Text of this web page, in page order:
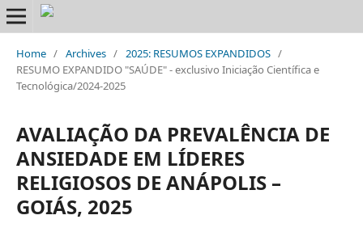
Home / Archives / 2025: RESUMOS EXPANDIDOS /
RESUMO EXPANDIDO "SAÚDE" - exclusivo Iniciação Científica e
Tecnológica/2024-2025
AVALIAÇÃO DA PREVALÊNCIA DE
ANSIEDADE EM LÍDERES
RELIGIOSOS DE ANÁPOLIS –
GOIÁS, 2025